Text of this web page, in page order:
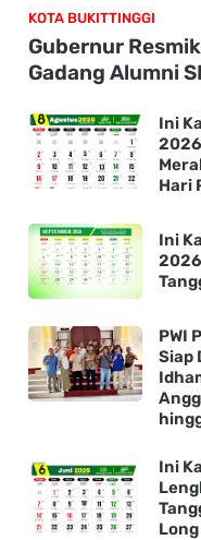
KOTA BUKITTINGGI
Gubernur
Gadang Alumni
Ini
Hari
Ini
PWI
Siap
Ini